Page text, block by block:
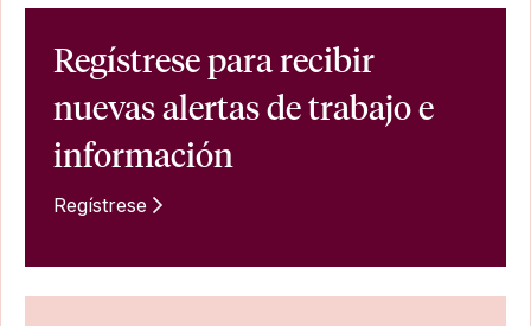
Regístrese para recibir
nuevas alertas de trabajo e
información
Regístrese